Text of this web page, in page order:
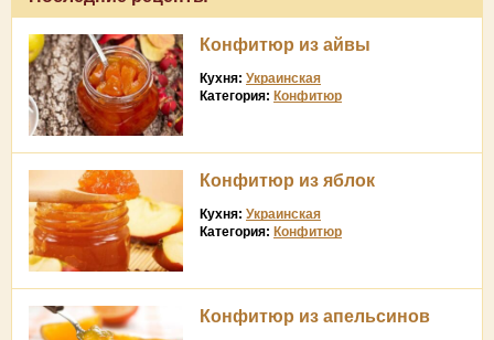
Конфитюр из айвы
Кухня: Украинская
Категория: Конфитюр
Конфитюр из яблок
Кухня: Украинская
Категория: Конфитюр
Конфитюр из апельсинов